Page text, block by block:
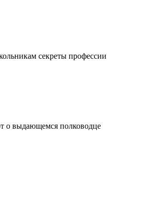
секреты профессии
о выдающемся полководце